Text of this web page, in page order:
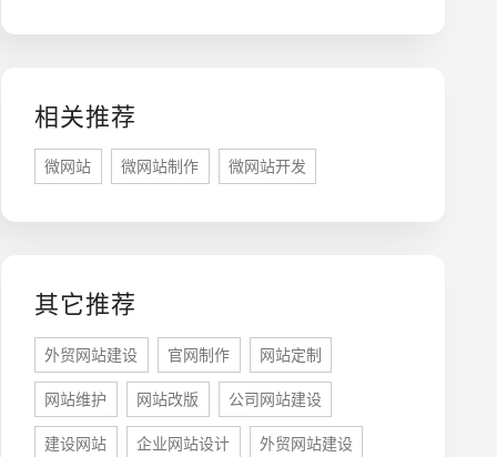
相关推荐
微网站 微网站制作 微网站开发
其它推荐
外贸网站建设 官网制作 网站定制
网站维护 网站改版 公司网站建设
建设网站 企业网站设计 外贸网站建设
座机